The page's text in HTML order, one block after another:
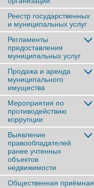
Реестр государственных
и муниципальных услуг
Регламенты
предоставления
муниципальных услуг
Продажа и аренда
муниципального
имущества
Мероприятия по
противодействию
коррупции
Выявление
правообладателей
ранее учтенныx
объектов
недвижимости
Общественная приёмная